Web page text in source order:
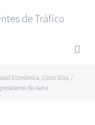
Económica, Cinco Días /
de Aena